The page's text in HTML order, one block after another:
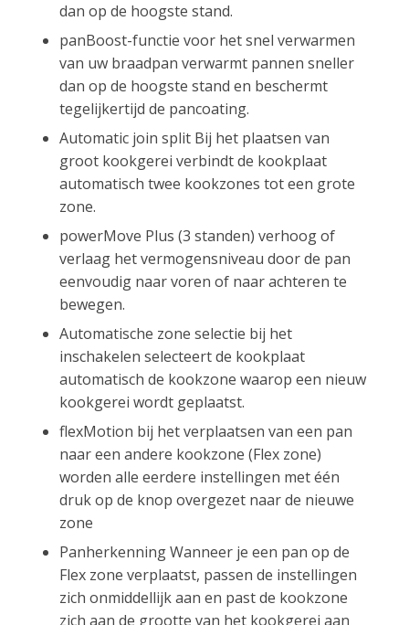
dan op de hoogste stand.
panBoost-functie voor het snel verwarmen
van uw braadpan verwarmt pannen sneller
dan op de hoogste stand en beschermt
tegelijkertijd de pancoating.
Automatic join split Bij het plaatsen van
groot kookgerei verbindt de kookplaat
automatisch twee kookzones tot een grote
zone.
powerMove Plus (3 standen) verhoog of
verlaag het vermogensniveau door de pan
eenvoudig naar voren of naar achteren te
bewegen.
Automatische zone selectie bij het
inschakelen selecteert de kookplaat
automatisch de kookzone waarop een nieuw
kookgerei wordt geplaatst.
flexMotion bij het verplaatsen van een pan
naar een andere kookzone (Flex zone)
worden alle eerdere instellingen met één
druk op de knop overgezet naar de nieuwe
zone
Panherkenning Wanneer je een pan op de
Flex zone verplaatst, passen de instellingen
zich onmiddellijk aan en past de kookzone
zich aan de grootte van het kookgerei aan